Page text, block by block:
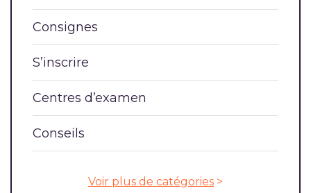
Consignes
S’inscrire
Centres d’examen
Conseils
Voir plus de catégories >